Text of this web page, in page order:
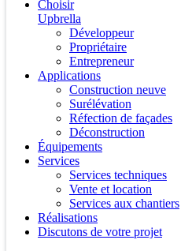
Choisir
Upbrella
Développeur
Propriétaire
Entrepreneur
Applications
Construction neuve
Surélévation
Réfection de façades
Déconstruction
Équipements
Services
Services techniques
Vente et location
Services aux chantiers
Réalisations
Discutons de votre projet